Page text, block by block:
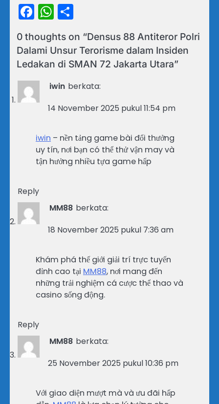
Facebook
WhatsApp
0 thoughts on “Densus 88 Antiteror Polri
Dalami Unsur Terorisme dalam Insiden
Ledakan di SMAN 72 Jakarta Utara”
iwin berkata:
14 November 2025 pukul 11:54 pm
iwin – nền tảng game bài đổi thưởng
uy tín, nơi bạn có thể thử vận may và
tận hưởng nhiều tựa game hấp
Reply
MM88 berkata:
18 November 2025 pukul 7:36 am
Khám phá thế giới giải trí trực tuyến
đỉnh cao tại MM88, nơi mang đến
những trải nghiệm cá cược thể thao và
casino sống động.
Reply
MM88 berkata:
25 November 2025 pukul 10:36 pm
Với giao diện mượt mà và ưu đãi hấp